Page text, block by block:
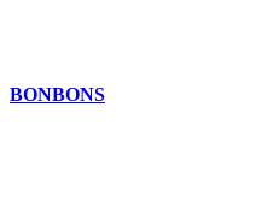
BONBONS